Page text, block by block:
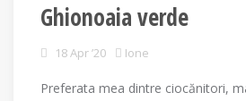
Ghionoaia verde
18 Apr ’20 Ione
Preferata mea dintre ciocănitori,